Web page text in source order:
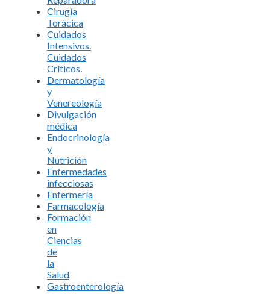
Cirugía
Torácica
Cuidados
Intensivos.
Cuidados
Críticos.
Dermatología
y
Venereología
Divulgación
médica
Endocrinología
y
Nutrición
Enfermedades
infecciosas
Enfermería
Farmacología
Formación
en
Ciencias
de
la
Salud
Gastroenterología